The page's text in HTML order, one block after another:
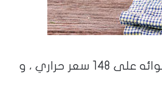
أيضًا أحد المشروبات الممنوعة في الكيتو دايت، لاحتوائه على 148 سعر حراري ، و